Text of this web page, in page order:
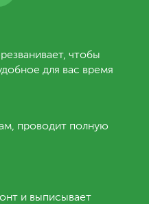
чтобы
для вас время
проводит полную
и выписывает